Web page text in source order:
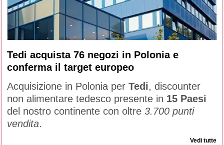
Tedi acquista 76 negozi in Polonia e
conferma il target europeo
Acquisizione in Polonia per Tedi, discounter
non alimentare tedesco presente in 15 Paesi
del nostro continente con oltre 3.700 punti
vendita.
Vedi tutte